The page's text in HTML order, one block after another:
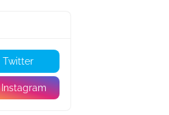
Twitter
Instagram